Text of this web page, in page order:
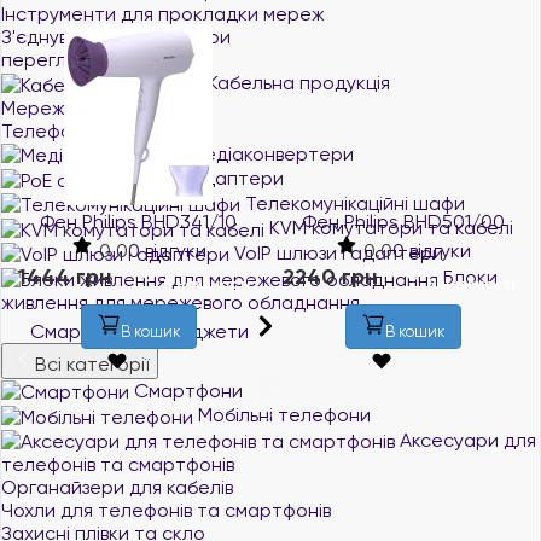
Інструменти для прокладки мереж
З'єднувачі крученої пари
переглянути все
Кабельна продукція
Мережевий кабель
Телефонний кабель
Медіаконвертери
PoE адаптери
Телекомунікаційні шафи
KVM комутатори та кабелі
VoIP шлюзи і адаптери
Блоки
живлення для мережевого обладнання
Смартфони та гаджети
Всі категорії
Смартфони
Мобільні телефони
Аксесуари для
телефонів та смартфонів
Органайзери для кабелів
Чохли для телефонів та смартфонів
Захисні плівки та скло
Фен Philips BHD341/10
0.00 відгуки
В наявності
1444 грн
В кошик
Фен Philips BHD501/00
0.00 відгуки
В наявності
2240 грн
В кошик